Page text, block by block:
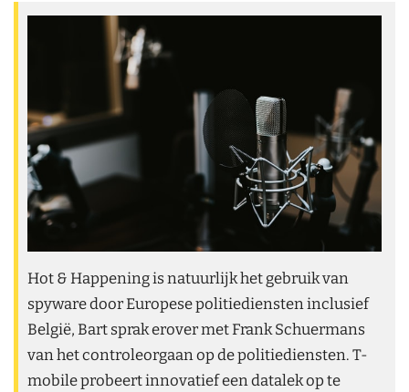
Hot & Happening is natuurlijk het gebruik van
spyware door Europese politiediensten inclusief
België, Bart sprak erover met Frank Schuermans
van het controleorgaan op de politiediensten. T-
mobile probeert innovatief een datalek op te